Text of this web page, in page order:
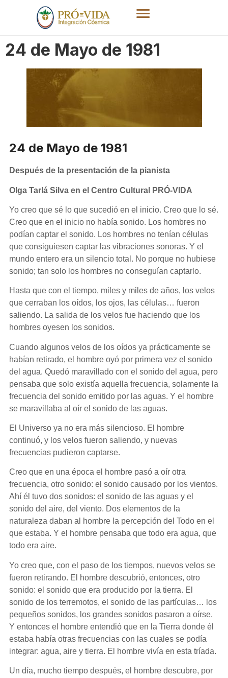
24 de Mayo de 1981
24 de Mayo de 1981
Después de la presentación de la pianista
Olga Tarlá Silva en el Centro Cultural PRÓ-VIDA
Yo creo que sé lo que sucedió en el inicio. Creo que lo sé.
Creo que en el inicio no había sonido. Los hombres no
podían captar el sonido. Los hombres no tenían células
que consiguiesen captar las vibraciones sonoras. Y el
mundo entero era un silencio total. No porque no hubiese
sonido; tan solo los hombres no conseguían captarlo.
Hasta que con el tiempo, miles y miles de años, los velos
que cerraban los oídos, los ojos, las células… fueron
saliendo. La salida de los velos fue haciendo que los
hombres oyesen los sonidos.
Cuando algunos velos de los oídos ya prácticamente se
habían retirado, el hombre oyó por primera vez el sonido
del agua. Quedó maravillado con el sonido del agua, pero
pensaba que solo existía aquella frecuencia, solamente la
frecuencia del sonido emitido por las aguas. Y el hombre
se maravillaba al oír el sonido de las aguas.
El Universo ya no era más silencioso. El hombre
continuó, y los velos fueron saliendo, y nuevas
frecuencias pudieron captarse.
Creo que en una época el hombre pasó a oír otra
frecuencia, otro sonido: el sonido causado por los vientos.
Ahí él tuvo dos sonidos: el sonido de las aguas y el
sonido del aire, del viento. Dos elementos de la
naturaleza daban al hombre la percepción del Todo en el
que estaba. Y el hombre pensaba que todo era agua, que
todo era aire.
Yo creo que, con el paso de los tiempos, nuevos velos se
fueron retirando. El hombre descubrió, entonces, otro
sonido: el sonido que era producido por la tierra. El
sonido de los terremotos, el sonido de las partículas… los
pequeños sonidos, los grandes sonidos pasaron a oírse.
Y entonces el hombre entendió que en la Tierra donde él
estaba había otras frecuencias con las cuales se podía
integrar: agua, aire y tierra. El hombre vivía en esta tríada.
Un día, mucho tiempo después, el hombre descubre, por